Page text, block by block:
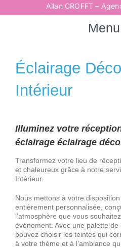
au
Allan CROFFT –
Menu
Rechercher:
Éclairage
Intérieur
Illuminez votre
éclairage éclairage
Transformez votre lieu de
et chaleureux grâce à notre
Intérieur.
Nous mettons à votre
entièrement personnalisée,
l’atmosphère que vous
événement. Avec une palette
pouvez choisir les teintes qui
à votre thème et à l’ambiance